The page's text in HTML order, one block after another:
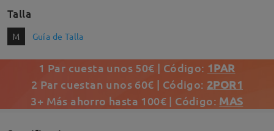
Talla
M Guía de Talla
1 Par cuesta unos 50€ | Código: 1PAR
2 Par cuestan unos 60€ | Código: 2POR1
3+ Más ahorro hasta 100€ | Código: MAS